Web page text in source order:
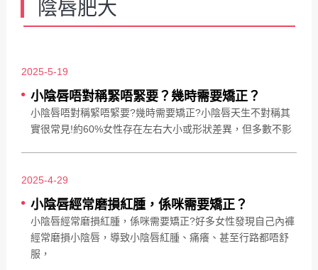
陰唇肥大
2025-5-19
小陰唇唔對稱緊唔緊要？幾時需要矯正？
小陰唇唔對稱緊唔緊要?幾時需要矯正?小陰唇天生不對稱其
實很常見!約60%女性存在左右大小或形狀差異，但多數不影
2025-4-29
小陰唇經常磨損紅腫，係咪需要矯正？
小陰唇經常磨損紅腫，係咪需要矯正?好多女性發現自己內褲
經常磨損小陰唇，導致小陰唇紅腫、痛癢、甚至行路都唔舒
服，